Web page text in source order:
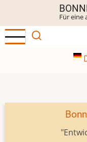
Inhalt
Für eine